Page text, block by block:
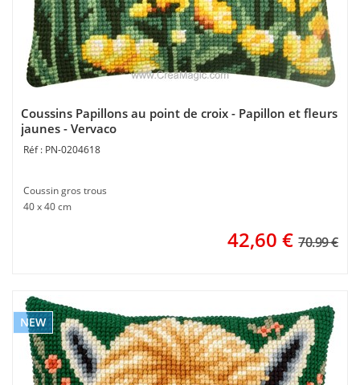
Coussins Papillons au point de croix - Papillon et fleurs
jaunes - Vervaco
PN-0204618
Coussin gros trous
40 x 40 cm
42,60 € 70.99 €
NEW